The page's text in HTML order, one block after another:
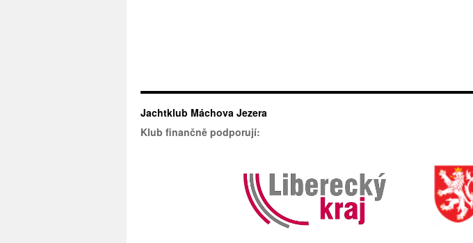
Jachtklub Máchova Jezera
Klub finančně podporují: